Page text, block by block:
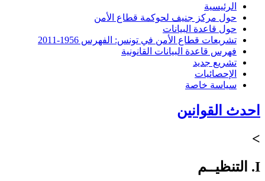
الرئيسية
حول مركز جنيف لحوكمة قطاع الأمن
حول قاعدة البيانات
تشريعات قطاع الأمن في تونس: الفهرس 1956-2011
فهرس قاعدة البيانات القانونية
تشريع جديد
الإحصائيات
سياسة خاصة
احدث القوانين
>
I. التنظيــم